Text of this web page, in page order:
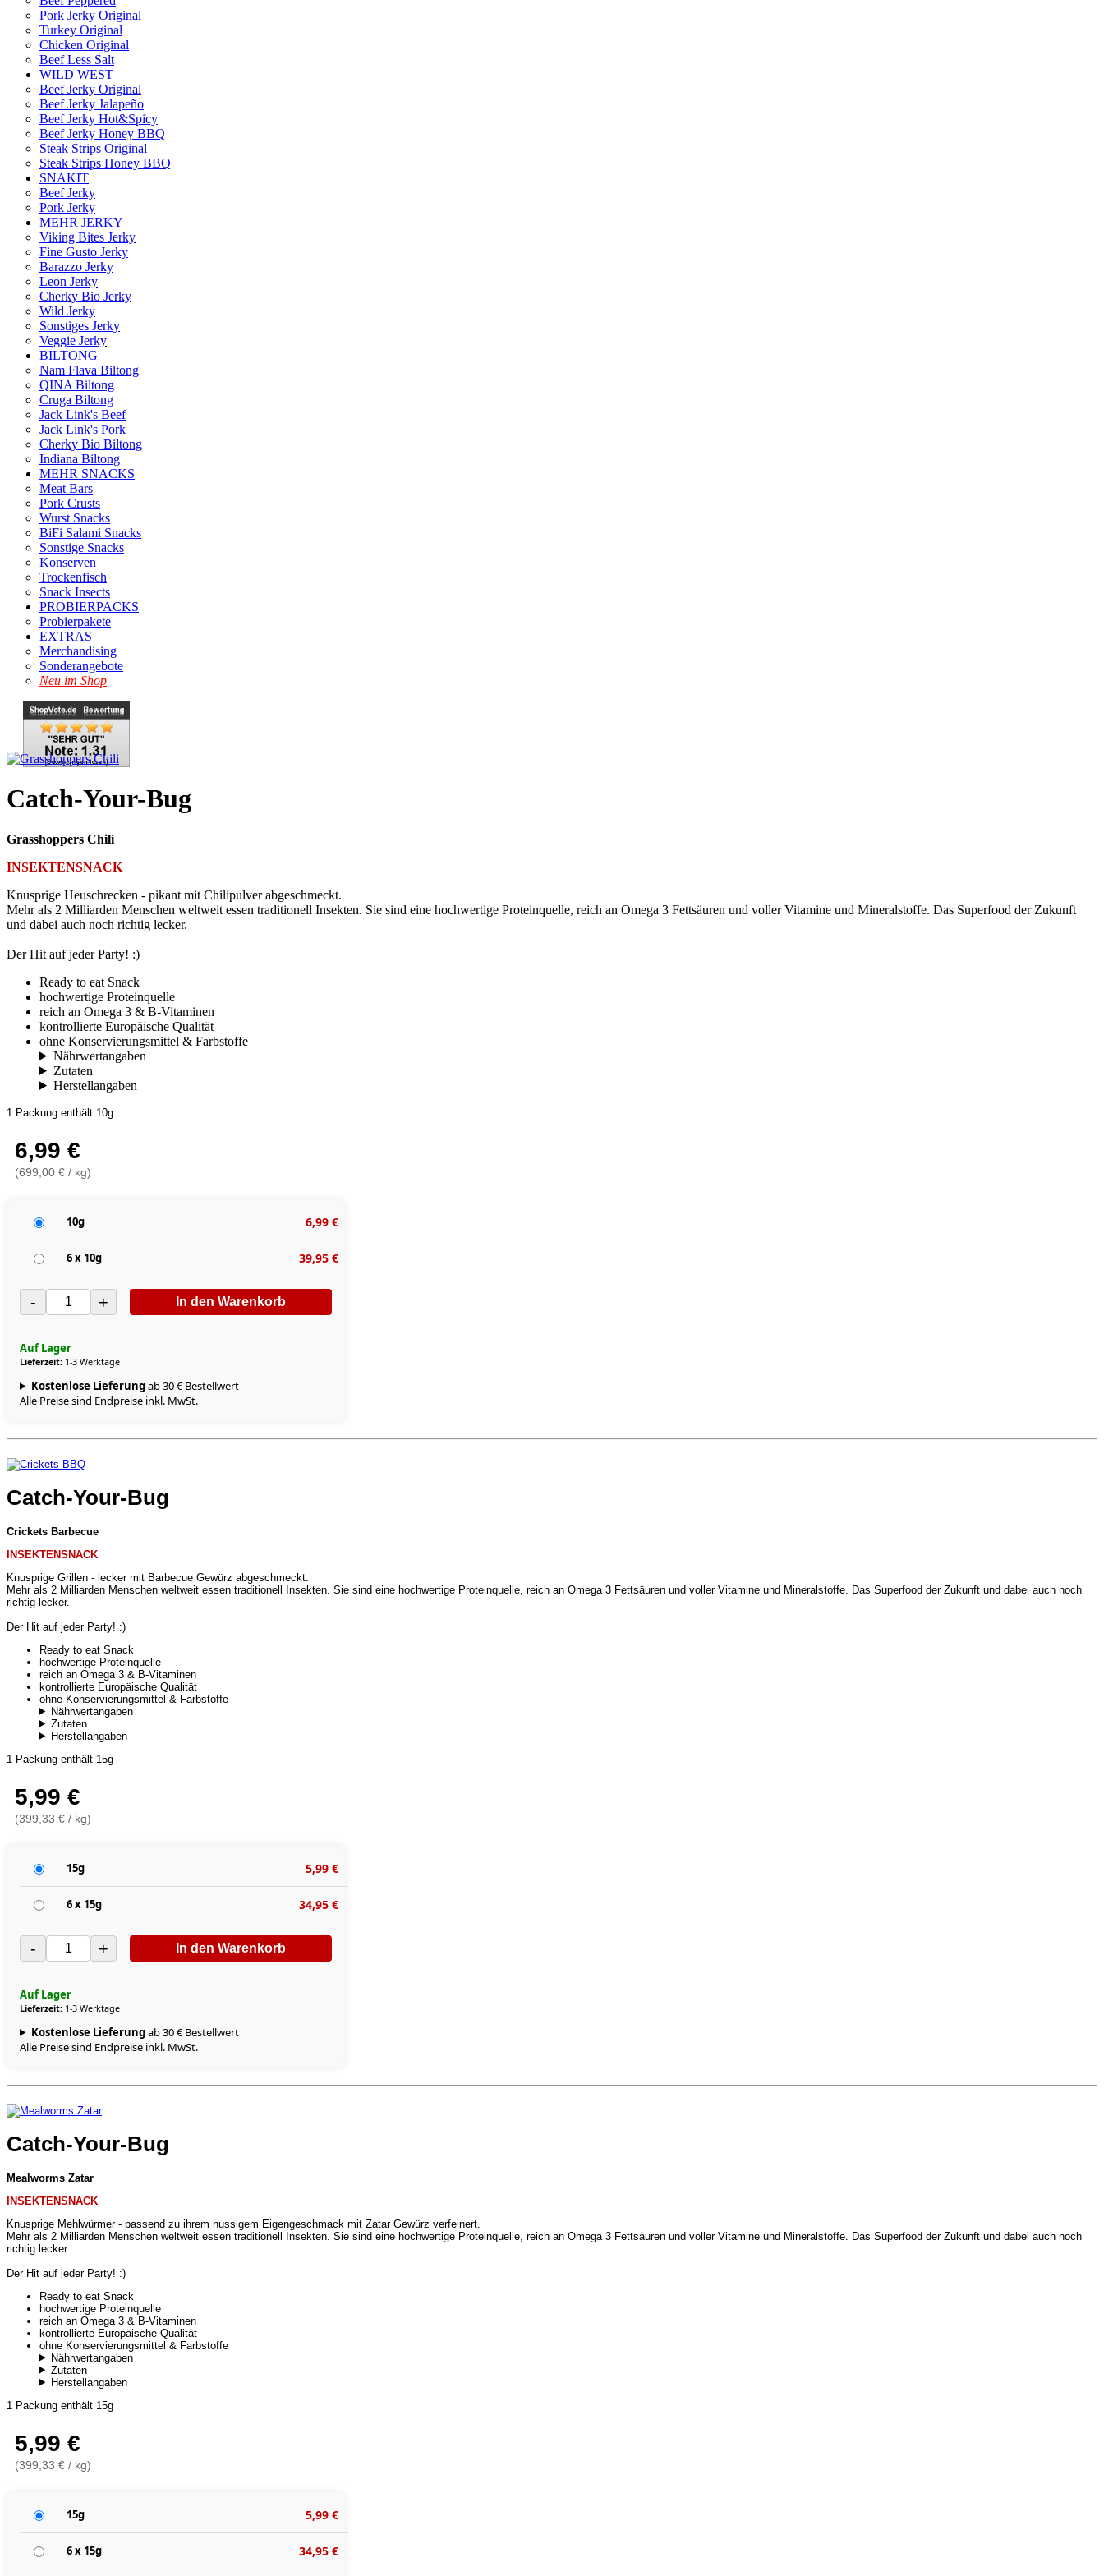
Pork Jerky Original
Turkey Original
Chicken Original
Beef Less Salt
WILD WEST
Beef Jerky Original
Beef Jerky Jalapeño
Beef Jerky Hot&Spicy
Beef Jerky Honey BBQ
Steak Strips Original
Steak Strips Honey BBQ
SNAKIT
Beef Jerky
Pork Jerky
MEHR JERKY
Viking Bites Jerky
Fine Gusto Jerky
Barazzo Jerky
Leon Jerky
Cherky Bio Jerky
Wild Jerky
Sonstiges Jerky
Veggie Jerky
BILTONG
Nam Flava Biltong
QINA Biltong
Cruga Biltong
Jack Link's Beef
Jack Link's Pork
Cherky Bio Biltong
Indiana Biltong
MEHR SNACKS
Meat Bars
Pork Crusts
Wurst Snacks
BiFi Salami Snacks
Sonstige Snacks
Konserven
Trockenfisch
Snack Insects
PROBIERPACKS
Probierpakete
EXTRAS
Merchandising
Sonderangebote
Neu im Shop
Catch-Your-Bug
Grasshoppers Chili
INSEKTENSNACK
Knusprige Heuschrecken - pikant mit Chilipulver abgeschmeckt.
Mehr als 2 Milliarden Menschen weltweit essen traditionell Insekten. Sie sind eine hochwertige Proteinquelle, reich an Omega 3 Fettsäuren und voller Vitamine und Mineralstoffe. Das Superfood der Zukunft
und dabei auch noch richtig lecker.
Der Hit auf jeder Party! :)
Ready to eat Snack
hochwertige Proteinquelle
reich an Omega 3 & B-Vitaminen
kontrollierte Europäische Qualität
ohne Konservierungsmittel & Farbstoffe
Nährwertangaben
Zutaten
Herstellangaben
1 Packung enthält 10g
6,99 €
(699,00 € / kg)
10g 6,99 €
6 x 10g 39,95 €
- + In den Warenkorb
Auf Lager
Lieferzeit: 1-3 Werktage
Kostenlose Lieferungab 30 € Bestellwert
Alle Preise sind Endpreise inkl. MwSt.
Catch-Your-Bug
Crickets Barbecue
INSEKTENSNACK
Knusprige Grillen - lecker mit Barbecue Gewürz abgeschmeckt.
Mehr als 2 Milliarden Menschen weltweit essen traditionell Insekten. Sie sind eine hochwertige Proteinquelle, reich an Omega 3 Fettsäuren und voller Vitamine und Mineralstoffe. Das Superfood der Zukunft und dabei auch noch
richtig lecker.
Der Hit auf jeder Party! :)
Ready to eat Snack
hochwertige Proteinquelle
reich an Omega 3 & B-Vitaminen
kontrollierte Europäische Qualität
ohne Konservierungsmittel & Farbstoffe
Nährwertangaben
Zutaten
Herstellangaben
1 Packung enthält 15g
5,99 €
(399,33 € / kg)
15g 5,99 €
6 x 15g 34,95 €
- + In den Warenkorb
Auf Lager
Lieferzeit: 1-3 Werktage
Kostenlose Lieferungab 30 € Bestellwert
Alle Preise sind Endpreise inkl. MwSt.
Catch-Your-Bug
Mealworms Zatar
INSEKTENSNACK
Knusprige Mehlwürmer - passend zu ihrem nussigem Eigengeschmack mit Zatar Gewürz verfeinert.
Mehr als 2 Milliarden Menschen weltweit essen traditionell Insekten. Sie sind eine hochwertige Proteinquelle, reich an Omega 3 Fettsäuren und voller Vitamine und Mineralstoffe. Das Superfood der Zukunft und dabei auch noch
richtig lecker.
Der Hit auf jeder Party! :)
Ready to eat Snack
hochwertige Proteinquelle
reich an Omega 3 & B-Vitaminen
kontrollierte Europäische Qualität
ohne Konservierungsmittel & Farbstoffe
Nährwertangaben
Zutaten
Herstellangaben
1 Packung enthält 15g
5,99 €
(399,33 € / kg)
15g 5,99 €
6 x 15g 34,95 €